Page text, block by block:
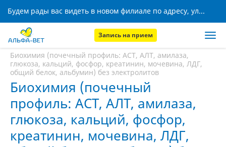
Будем рады вас видеть в новом филиале по адресу, ул. Кижеватова, 8!
Запись на прием
Главная
Биохимия (почечный профиль: АСТ, АЛТ, амилаза,
глюкоза, кальций, фосфор, креатинин, мочевина, ЛДГ,
общий белок, альбумин) без электролитов
Биохимия (почечный
профиль: АСТ, АЛТ, амилаза,
глюкоза, кальций, фосфор,
креатинин, мочевина, ЛДГ,